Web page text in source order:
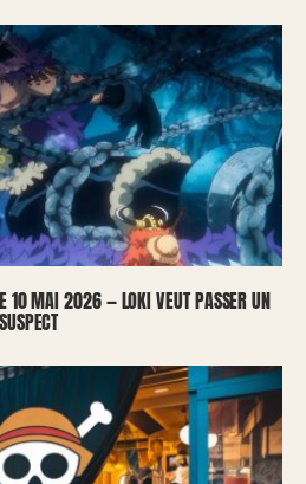
10 MAI 2026 — LOKI VEUT PASSER UN